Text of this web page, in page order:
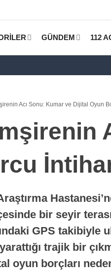
GÜNDEM 112
Acı Sonu: Kumar ve Dijital Oyun
bir seyir
GPS takibiyle
trajik bir
oyun borçları